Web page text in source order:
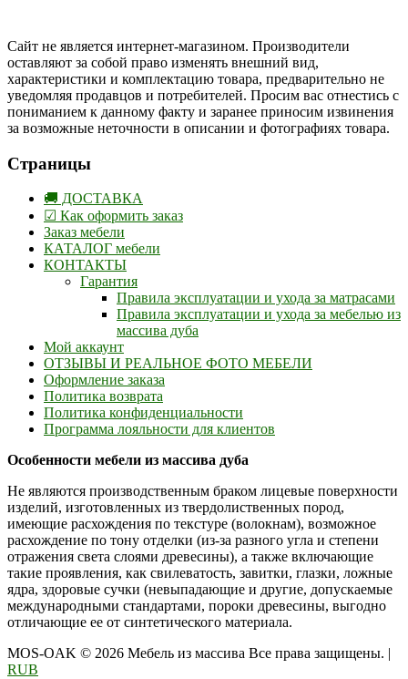
Сайт не является интернет-магазином. Производители
оставляют за собой право изменять внешний вид,
характеристики и комплектацию товара, предварительно не
уведомляя продавцов и потребителей. Просим вас отнестись с
пониманием к данному факту и заранее приносим извинения
за возможные неточности в описании и фотографиях товара.
Страницы
🚚 ДОСТАВКА
☑ Как оформить заказ
Заказ мебели
КАТАЛОГ мебели
КОНТАКТЫ
Гарантия
Правила эксплуатации и ухода за матрасами
Правила эксплуатации и ухода за мебелью из
массива дуба
Мой аккаунт
ОТЗЫВЫ И РЕАЛЬНОЕ ФОТО МЕБЕЛИ
Оформление заказа
Политика возврата
Политика конфиденциальности
Программа лояльности для клиентов
Особенности мебели из массива дуба
Не являются производственным браком лицевые поверхности
изделий, изготовленных из твердолиственных пород,
имеющие расхождения по текстуре (волокнам), возможное
расхождение по тону отделки (из-за разного угла и степени
отражения света слоями древесины), а также включающие
такие проявления, как свилеватость, завитки, глазки, ложные
ядра, здоровые сучки (невыпадающие и другие, допускаемые
международными стандартами, пороки древесины, выгодно
отличающие ее от синтетического материала.
MOS-OAK © 2026 Мебель из массива Все права защищены. |
RUB